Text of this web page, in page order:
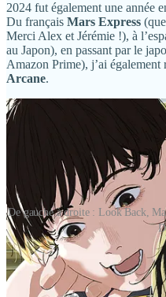
2024 fut également une année
Du français Mars Express
Merci Alex et Jérémie !), à
au Japon), en passant par le
Amazon Prime), j’ai
Arcane.
De gauche à droite : Look Back,
Arcane, diffusée sur Netflix,
artistique d’une magnitude rare.
français Fortiche et Riot Games